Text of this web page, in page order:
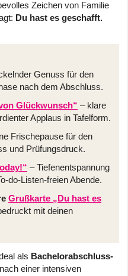
Zeichen von Familie
Du hast es geschafft.
Genuss für den
nach dem Abschluss.
Glückwunsch“ – klare
Applaus in Tafelform.
Frischepause für den
und Prüfungsdruck.
– Tiefenentspannung
do-Listen-freien Abende.
Grußkarte „Du hast es
mit deinen
als Bachelorabschluss-
einer intensiven